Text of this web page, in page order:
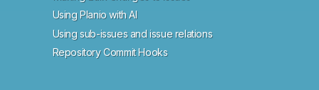
Using Planio with AI
Using sub-issues and issue relations
Repository Commit Hooks